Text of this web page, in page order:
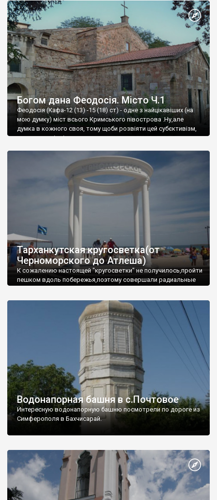
Богом дана Феодосія. Місто Ч.1
Феодосія (Кафа-12 (13) -15 (18) ст) - одне з найцікавіших (на
мою думку) міст всього Кримського півострова .Ну,але
думка в кожного своя, тому щоби розвіяти цей субєктивізм,
запрошую відвідати це
Тарханкутская кругосветка(от
Черноморского до Атлеша)
К сожалению настоящей "кругосветки" не получилось,пройти
пешком вдоль побережья,поэтому совершали радиальные
Водонапорная башня в с.Почтовое
Интересную водонапорную башню посмотрели по дороге из
Симферополя в Бахчисарай.